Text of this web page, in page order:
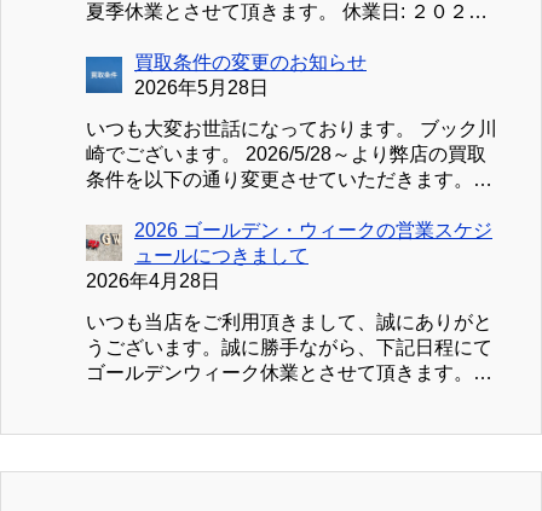
夏季休業とさせて頂きます。 休業日: ２０２６
①買取受付につきまして ２０２６／８／１０
（月）～２０２６／８／１６（日）まで買取受
り受付・査定を行いますが、混雑状況により査
定完了が遅延する場合がございます。予めご了
承ください。 ②お見積り、お問合せにつきまし
返信が８／１７（月）以降になる場合がござい
ます。 ③【処分用】お引き取りにつきまして
【処分用】お引き取りのお申込みと発送は可能
ですが、荷物の受領が８／１７（月）以降にな
る場合がございます。 以上ご不便をお掛け致
しますが、よろしくお願い致します。 熱中症
買取条件の変更のお知らせ
2026年5月28日
いつも大変お世話になっております。 ブック川
崎でございます。 2026/5/28～より弊店の買取
条件を以下の通り変更させていただきます。
品30点以上（変更前20点）、または、事前見積
の合計金額が3,000円（変更前2,000円）以上よ
り受付させていただきます。 また、事前見積が
りの買取金額が3,000円未満の場合、当店までの
送料実費を振込合計金額より差し引かせていた
だきますのでご注意ください。 特に初回の方
ご不便をおかけしますが、諸経費高騰のおり、
2026 ゴールデン・ウィークの営業スケジ
ュールにつきまして
2026年4月28日
いつも当店をご利用頂きまして、誠にありがと
うございます。誠に勝手ながら、下記日程にて
ゴールデンウィーク休業とさせて頂きます。休
買取受付を休止致します。５／７（木）より平